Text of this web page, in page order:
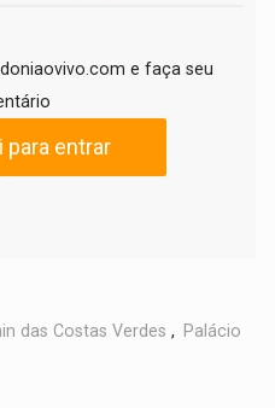
e faça seu
para entrar
das Costas Verdes ,
Palácio